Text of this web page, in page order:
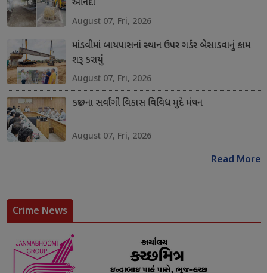
આનંદો
August 07, Fri, 2026
માંડવીમાં બાયપાસનાં સ્થાન ઉપર ગર્ડર બેસાડવાનું કામ
શરૂ કરાયું
August 07, Fri, 2026
કચ્છના સર્વાંગી વિકાસ વિવિધ મુદે મંથન
August 07, Fri, 2026
Read More
Crime News